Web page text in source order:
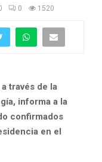
0 1520
través de la
informa a la
confirmados
en el